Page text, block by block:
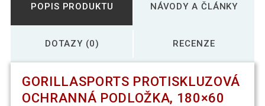
POPIS PRODUKTU NÁVODY A ČLÁNKY
DOTAZY (0) RECENZE
GORILLASPORTS PROTISKLUZOVÁ
OCHRANNÁ PODLOŽKA, 180×60